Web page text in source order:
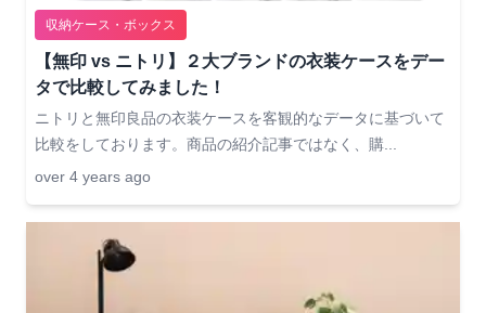
収納ケース・ボックス
【無印 vs ニトリ】２大ブランドの衣装ケースをデー
タで比較してみました！
ニトリと無印良品の衣装ケースを客観的なデータに基づいて
比較をしております。商品の紹介記事ではなく、購...
over 4 years ago